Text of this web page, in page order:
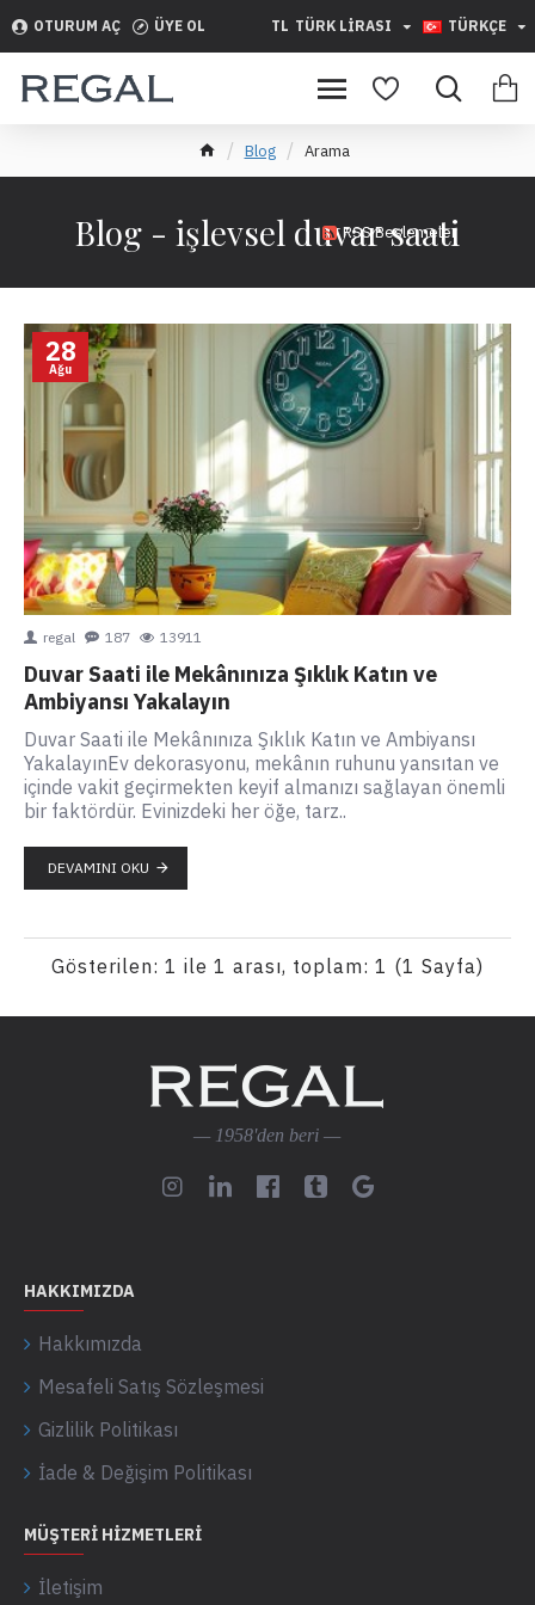
OTURUM AÇ ÜYE OL TL TÜRK LIRASI TÜRKÇE
Blog Arama
Blog - işlevsel duvar saati
RSS Beslemeler
28
Ağu
regal 187 13911
Duvar Saati ile Mekânınıza Şıklık Katın ve
Ambiyansı Yakalayın
Duvar Saati ile Mekânınıza Şıklık Katın ve Ambiyansı
YakalayınEv dekorasyonu, mekânın ruhunu yansıtan ve
içinde vakit geçirmekten keyif almanızı sağlayan önemli
bir faktördür. Evinizdeki her öğe, tarz..
DEVAMINI OKU
Gösterilen: 1 ile 1 arası, toplam: 1 (1 Sayfa)
— 1958'den beri —
HAKKIMIZDA
Hakkımızda
Mesafeli Satış Sözleşmesi
Gizlilik Politikası
İade & Değişim Politikası
MÜŞTERI HIZMETLERI
İletişim